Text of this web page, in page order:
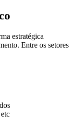
estratégica
Entre os setores